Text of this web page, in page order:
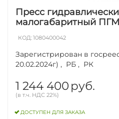
Пресс
малогабаритный
КОД:1080400042
Зарегистрирован в
20.02.2024г) , РБ , РК
1 244 400 руб.
(в т.ч. НДС 22%)
ДОСТУПЕН ДЛЯ ЗАКАЗА